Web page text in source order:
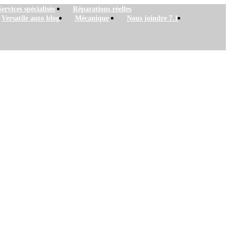
spécialisés
Réparations réelles
Versatile auto blog Mécanique Nous joindre 7.1